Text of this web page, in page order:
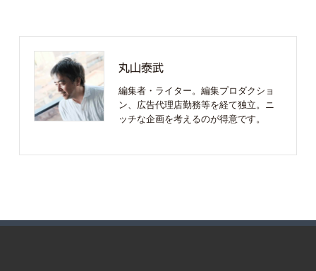
丸山泰武
編集者・ライター。編集プロダクショ
ン、広告代理店勤務等を経て独立。ニ
ッチな企画を考えるのが得意です。